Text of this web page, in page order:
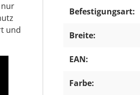
nur
und
Befestigungsart:
Breite:
EAN:
Farbe: